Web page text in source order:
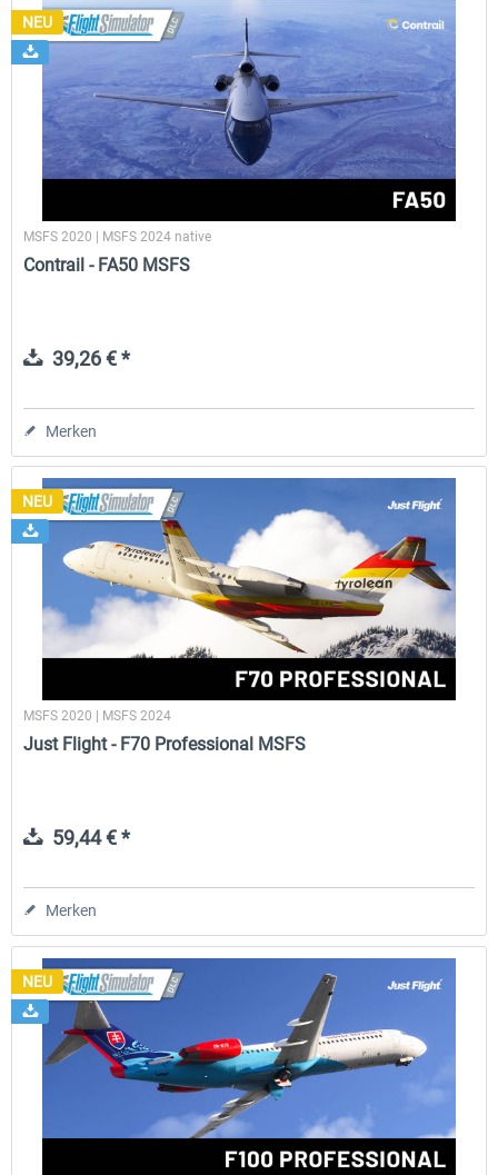
NEU
MSFS 2020 | MSFS 2024 native
Contrail - FA50 MSFS
39,26 € *
Merken
NEU
MSFS 2020 | MSFS 2024
Just Flight - F70 Professional MSFS
59,44 € *
Merken
NEU